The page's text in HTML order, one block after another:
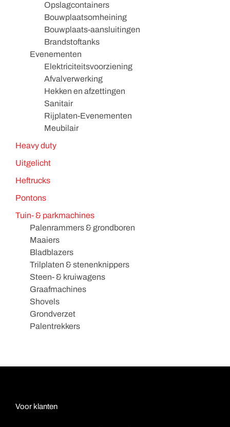
Opslagcontainers
Bouwplaatsomheining
Bouwplaats-aansluitingen
Brandstoftanks
Evenementen
Elektriciteitsvoorziening
Afvalverwerking
Hekken en afzettingen
Sanitair
Rijplaten-Evenementen
Meubilair
Heavy duty
Uitgelicht
Heftrucks
Pontons
Tuin- & parkmachines
Palenrammers & grondboren
Maaiers
Bladblazers
Trilplaten & stenenknippers
Steen- & kruiwagens
Graafmachines
Shovels
Grondverzet
Palentrekkers
Voor klanten